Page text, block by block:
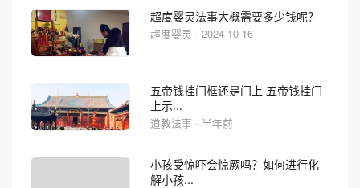
超度婴灵法事大概需要多少钱呢？
超度婴灵 · 2024-10-16
五帝钱挂门框还是门上 五帝钱挂门
上示...
道教法事 · 半年前
小孩受惊吓会惊厥吗？如何进行化
解小孩...